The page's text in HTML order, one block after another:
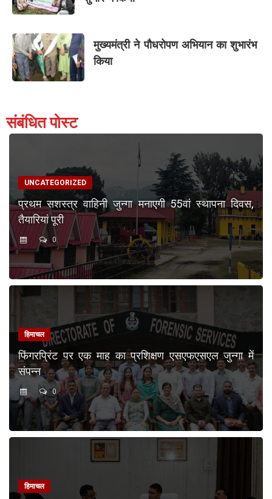
मुख्यमंत्री ने पौधरोपण अभियान का शुभारंभ
किया
संबंधित पोस्ट
UNCATEGORIZED
प्रथम सशस्त्र वाहिनी जुन्गा मनाएगी 55वां स्थापना दिवस,
तैयारियां पूरी
0
हिमाचल
फिंगरप्रिंट पर एक माह का प्रशिक्षण एसएफएसएल जुन्गा में
संपन्न
0
हिमाचल